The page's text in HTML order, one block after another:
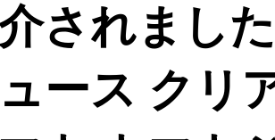
されまし
ース クリ